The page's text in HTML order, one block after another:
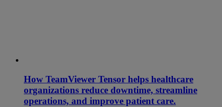
How TeamViewer Tensor helps healthcare
organizations reduce downtime, streamline
operations, and improve patient care.